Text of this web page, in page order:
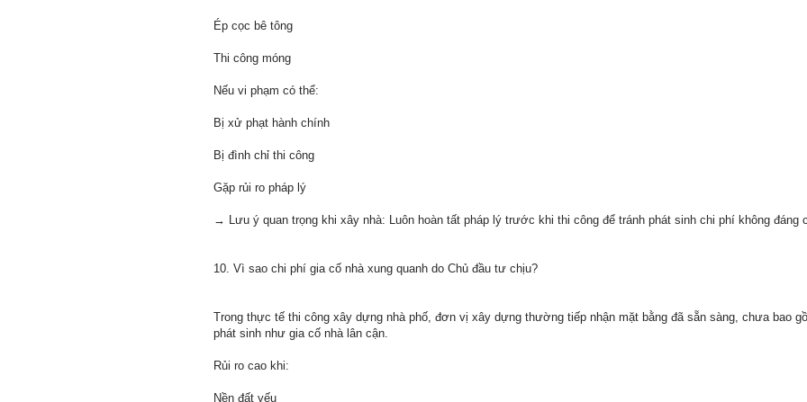
Ép cọc bê tông
Thi công móng
Nếu vi phạm có thể:
Bị xử phạt hành chính
Bị đình chỉ thi công
Gặp rủi ro pháp lý
→ Lưu ý quan trọng khi xây nhà: Luôn hoàn tất pháp lý trước khi thi công để tránh phát sinh chi phí không đáng
10. Vì sao chi phí gia cố nhà xung quanh do Chủ đầu tư chịu?
Trong thực tế thi công xây dựng nhà phố, đơn vị xây dựng thường tiếp nhận mặt bằng đã sẵn sàng, chưa bao
phát sinh như gia cố nhà lân cận.
Rủi ro cao khi:
Nền đất yếu